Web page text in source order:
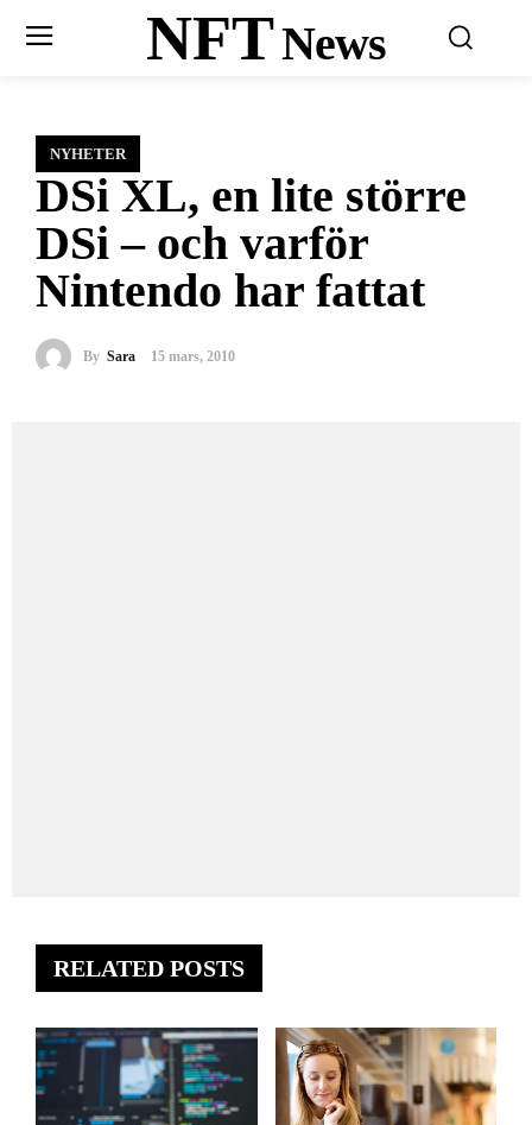
NFTNews
NYHETER
DSi XL, en lite större
DSi – och varför
Nintendo har fattat
By Sara 15 mars, 2010
RELATED POSTS